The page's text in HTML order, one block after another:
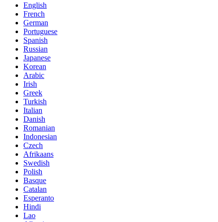
English
French
German
Portuguese
Spanish
Russian
Japanese
Korean
Arabic
Irish
Greek
Turkish
Italian
Danish
Romanian
Indonesian
Czech
Afrikaans
Swedish
Polish
Basque
Catalan
Esperanto
Hindi
Lao